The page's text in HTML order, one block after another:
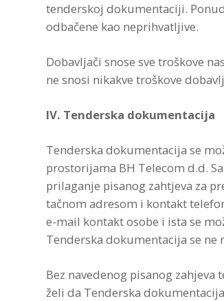
tenderskoj dokumentaciji.
odbačene kao neprihvatljive.
Dobavljači snose sve troškove
ne snosi nikakve troškove
IV. Tenderska dokumentacija
Tenderska dokumentacija se
prostorijama BH Telecom d.d.
prilaganje pisanog zahtjeva za
tačnom adresom i kontakt
e-mail kontakt osobe i ista se
Tenderska dokumentacija se ne
Bez navedenog pisanog
želi da Tenderska